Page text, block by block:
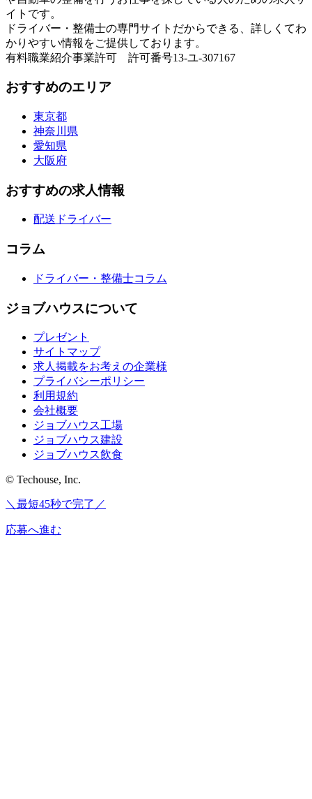
イトです。
ドライバー・整備士の専門サイトだからできる、詳しくてわ
かりやすい情報をご提供しております。
有料職業紹介事業許可 許可番号13-ユ-307167
おすすめのエリア
東京都
神奈川県
愛知県
大阪府
おすすめの求人情報
配送ドライバー
コラム
ドライバー・整備士コラム
ジョブハウスについて
プレゼント
サイトマップ
求人掲載をお考えの企業様
プライバシーポリシー
利用規約
会社概要
ジョブハウス工場
ジョブハウス建設
ジョブハウス飲食
© Techouse, Inc.
＼最短45秒で完了／
応募へ進む